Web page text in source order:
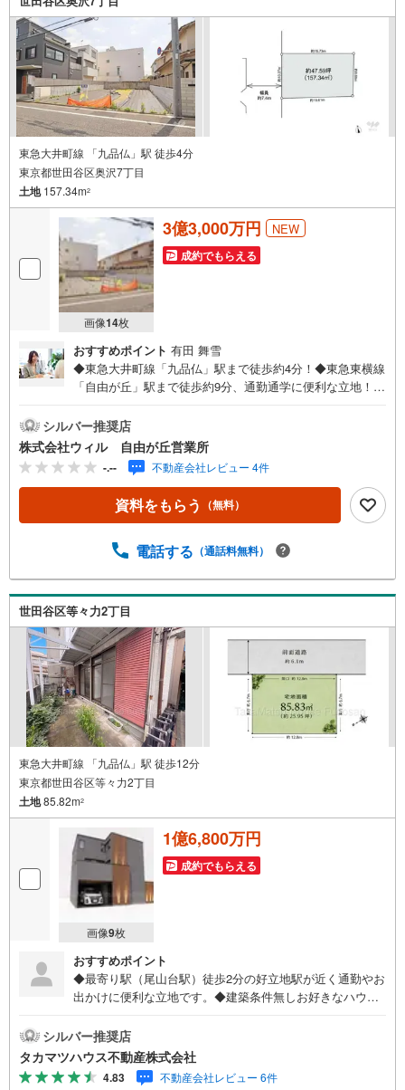
です。【ウィル不動産販売はここが強み】（1）住宅ローン
に精通しており、社内にローン専門部署があります！（2）
施工実績多数のリフォーム部門も社内にあります！（3）定
休日なし！
東急大井町線 「九品仏」駅 徒歩4分
東京都世田谷区奥沢7丁目
土地157.34m2
画像14枚
3億3,000万円 NEW
成約でもらえる
おすすめポイント 有田 舞雪
◆東急大井町線「九品仏」駅まで徒歩約4分！◆東急東横線
「自由が丘」駅まで徒歩約9分、通勤通学に便利な立地！◆
スタイルに合った間取りをご検討いただけます！◆前面道
路幅約7.4mで開放感ございます◆現況更地につきスムーズ
に土地利用開始していただけます◆住環境に配慮された第
一種低層住居専用地域の閑静な住宅地◆「九品仏小学校」
「八幡中学校」まで徒歩約8分、子育て世帯にもおすすめで
す！◆「プチマルシェ FUJI（九品仏駅前店）」まで徒歩約
0】上記時間はお電話が繋がりやすくなっております。ぜひ
現地を見学する（無料）」ボタンよりご希望の日時をご記
入いただけますとスムーズにご案内が可能です。【ウィル
不動産販売はここが強み】（1）住宅ローンに精通してお
り、社内にローン専門部署があります！（2）施工実績多数
のリフォーム部門も社内にあります！（3）定休日なし！
シルバー推奨店
株式会社ウィル 自由が丘営業所
-.-- 不動産会社レビュー 4件
資料をもらう （無料）
電話する （通話料無料）
世田谷区等々力2丁目
東急大井町線 「九品仏」駅 徒歩12分
東京都世田谷区等々力2丁目
土地85.82m2
画像9枚
1億6,800万円
成約でもらえる
おすすめポイント
◆最寄り駅（尾山台駅）徒歩2分の好立地駅が近く通勤やお
出かけに便利な立地です。◆建築条件無しお好きなハウス
形状を横に広く大きく取れるため、設計のバリエーション
が豊かになります。◆整形地敷地の四隅までデッドスペー
スになりにくいため、土地の広さを最大限に活かした設計
シルバー推奨店
タカマツハウス不動産株式会社
4.83 不動産会社レビュー 6件